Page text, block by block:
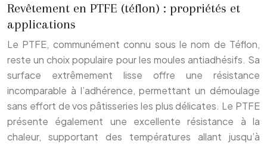
Revêtement en PTFE (téflon) : propriétés et
applications
Le PTFE, communément connu sous le nom de Téflon,
reste un choix populaire pour les moules antiadhésifs. Sa
surface extrêmement lisse offre une résistance
incomparable à l’adhérence, permettant un démoulage
sans effort de vos pâtisseries les plus délicates. Le PTFE
présente également une excellente résistance à la
chaleur, supportant des températures allant jusqu’à